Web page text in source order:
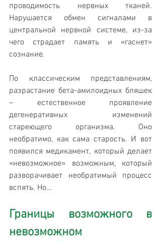
проводимость нервных тканей.
Нарушается обмен сигналами в
центральной нервной системе, из-за
чего страдает память и «гаснет»
сознание.
По классическим представлениям,
разрастание бета-амилоидных бляшек
– естественное проявление
дегенеративных изменений
стареющего организма. Оно
необратимо, как сама старость. И вот
появился медикамент, который делает
«невозможное» возможным, который
разворачивает необратимый процесс
вспять. Но…
Границы возможного в
невозможном